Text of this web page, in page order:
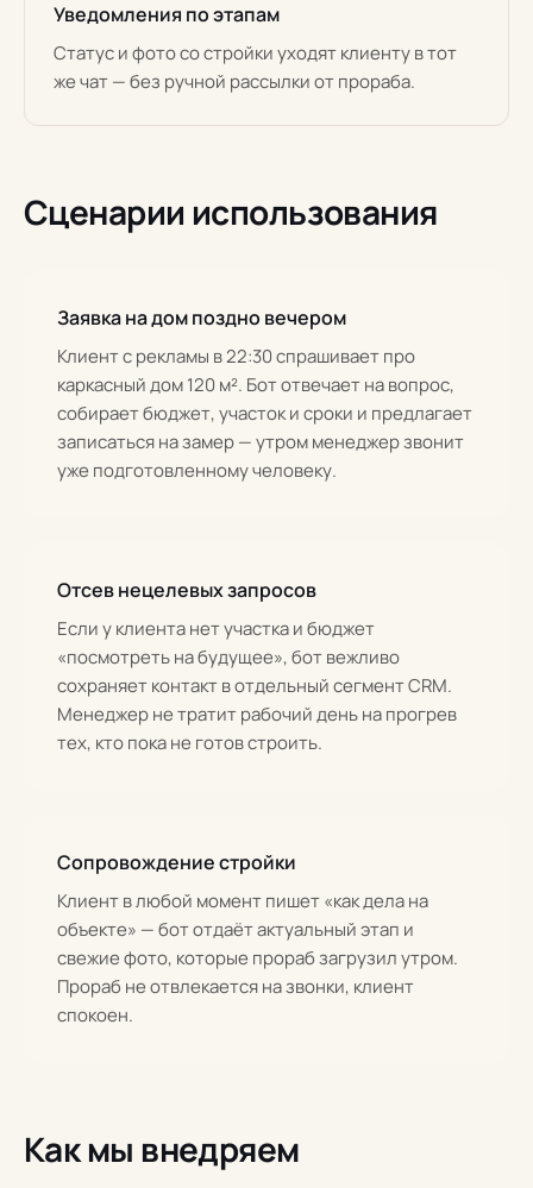
Уведомления по этапам
Статус и фото со стройки уходят клиенту в тот
же чат — без ручной рассылки от прораба.
Сценарии использования
Заявка на дом поздно вечером
Клиент с рекламы в 22:30 спрашивает про
каркасный дом 120 м². Бот отвечает на вопрос,
собирает бюджет, участок и сроки и предлагает
записаться на замер — утром менеджер звонит
уже подготовленному человеку.
Отсев нецелевых запросов
Если у клиента нет участка и бюджет
«посмотреть на будущее», бот вежливо
сохраняет контакт в отдельный сегмент CRM.
Менеджер не тратит рабочий день на прогрев
тех, кто пока не готов строить.
Сопровождение стройки
Клиент в любой момент пишет «как дела на
объекте» — бот отдаёт актуальный этап и
свежие фото, которые прораб загрузил утром.
Прораб не отвлекается на звонки, клиент
спокоен.
Как мы внедряем